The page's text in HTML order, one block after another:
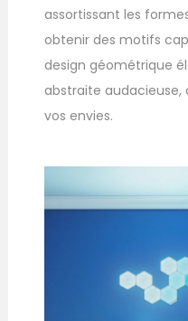
assortissant les
obtenir des motifs
design géométrique
abstraite audacieuse,
vos envies.